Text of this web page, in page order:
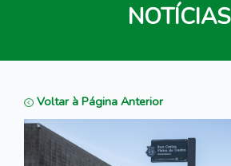
NOTÍCIAS
Voltar à Página Anterior